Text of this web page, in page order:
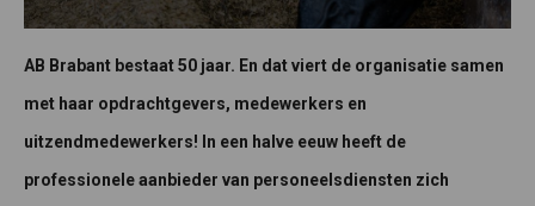
AB Brabant bestaat 50 jaar. En dat viert de organisatie samen
met haar opdrachtgevers, medewerkers en
uitzendmedewerkers! In een halve eeuw heeft de
professionele aanbieder van personeelsdiensten zich